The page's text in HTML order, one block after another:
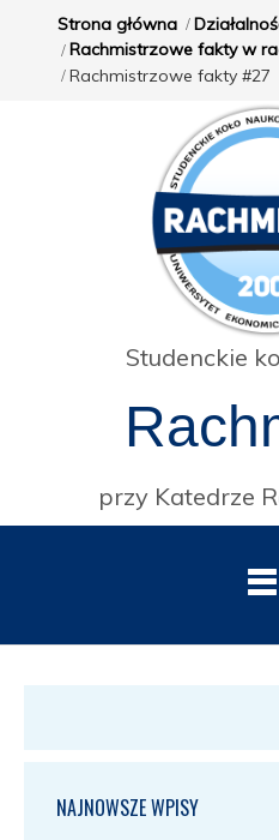
Strona główna
Rachmistrzowe fakty w
Rachmistrzowe fakty #27
Studenckie
przy Katedrze
NAJNOWSZE WPISY